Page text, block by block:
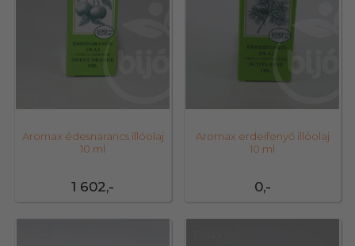
1 602,-
Aromax édesnarancs illóolaj
10 ml
0,-
Aromax erdeifenyő illóolaj
10 ml